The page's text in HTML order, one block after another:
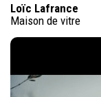
Loïc Lafrance
Maison de vitre